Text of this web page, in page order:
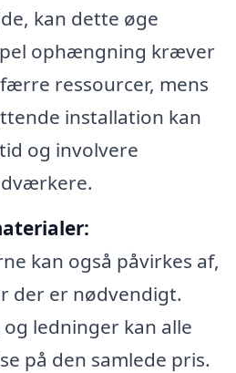
kan dette øge
ophængning kræver
ressourcer, mens
installation kan
og involvere
kan også påvirkes af,
der er nødvendigt.
og ledninger kan alle
på den samlede pris.